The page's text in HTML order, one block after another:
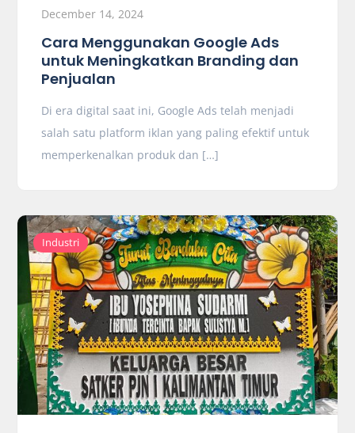
December 14, 2024
Cara Menggunakan Google Ads
untuk Meningkatkan Branding dan
Penjualan
Di era digital saat ini, Google Ads telah menjadi
salah satu platform iklan yang paling efektif untuk
memperkenalkan produk dan […]
Industri